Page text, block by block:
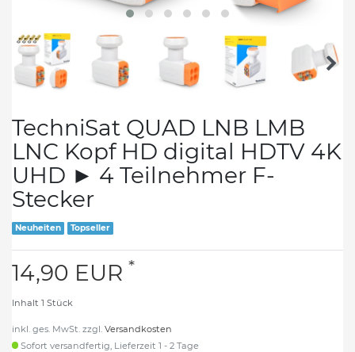
TechniSat QUAD LNB LMB
LNC Kopf HD digital HDTV 4K
UHD ► 4 Teilnehmer F-
Stecker
Neuheiten Topseller
14,90 EUR *
Inhalt 1 Stück
inkl. ges. MwSt. zzgl. Versandkosten
Sofort versandfertig, Lieferzeit 1 - 2 Tage